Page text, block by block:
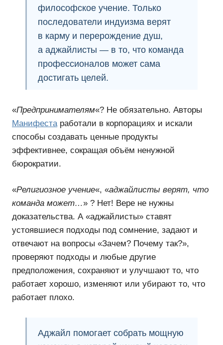
философское учение. Только
последователи индуизма верят
в карму и перерождение душ,
а аджайлисты — в то, что команда
профессионалов может сама
достигать целей.
«Предпринимателям«? Не обязательно. Авторы
Манифеста работали в корпорациях и искали
способы создавать ценные продукты
эффективнее, сокращая объём ненужной
бюрократии.
«Религиозное учение«, «аджайлисты верят, что
команда может…» ? Нет! Вере не нужны
доказательства. А «аджайлисты» ставят
устоявшиеся подходы под сомнение, задают и
отвечают на вопросы «Зачем? Почему так?»,
проверяют подходы и любые другие
предположения, сохраняют и улучшают то, что
работает хорошо, изменяют или убирают то, что
работает плохо.
Аджайл помогает собрать мощную